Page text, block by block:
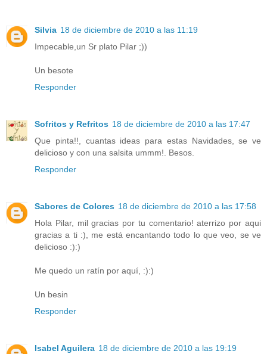
Silvia 18 de diciembre de 2010 a las 11:19
Impecable,un Sr plato Pilar ;))
Un besote
Responder
Sofritos y Refritos 18 de diciembre de 2010 a las 17:47
Que pinta!!, cuantas ideas para estas Navidades, se ve
delicioso y con una salsita ummm!. Besos.
Responder
Sabores de Colores 18 de diciembre de 2010 a las 17:58
Hola Pilar, mil gracias por tu comentario! aterrizo por aqui
gracias a ti :), me está encantando todo lo que veo, se ve
delicioso :):)
Me quedo un ratín por aquí, :):)
Un besin
Responder
Isabel Aguilera 18 de diciembre de 2010 a las 19:19